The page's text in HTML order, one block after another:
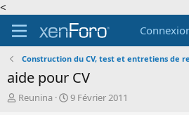
<
Construction du CV, test et entretiens de
aide pour CV
A
Reunina
D
9 Février 2011